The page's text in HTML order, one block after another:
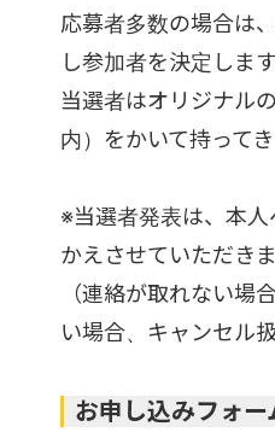
応募者多数の場合は
し参加者を決定します
当選者はオリジナル
内）をかいて持ってき
※当選者発表は、本
かえさせていただきま
（連絡が取れない場
い場合、キャンセル
お申し込みフォー